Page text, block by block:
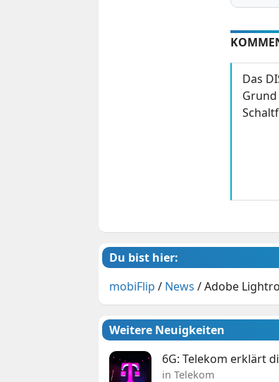
Das
Du bist hier:
mobiFlip / News /Adobe
Weitere Neuigkeiten
6G: Telekom erklärt
in Telekom